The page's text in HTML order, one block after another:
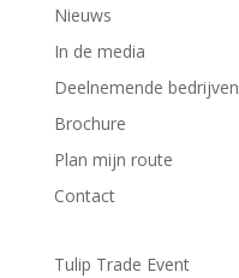
Nieuws
In de media
Deelnemende bedrijven
Brochure
Plan mijn route
Contact
Tulip Trade Event